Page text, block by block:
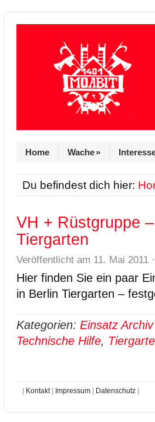
Home Wache»
Du befindest dich hier:
VH + Rüstgruppe
Tiergarten
Veröffentlicht am 11. Mai 2011 ·
Hier finden Sie ein paar
in Berlin Tiergarten –
Kategorien: Einsatz Archiv
Technische Hilfe,
Kontakt| Impressum| Datenschutz|